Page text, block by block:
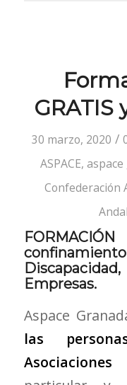
GRATIS
30 marzo, 2020 /
ASPACE,
Confederación
Empresas.
Aspace
las